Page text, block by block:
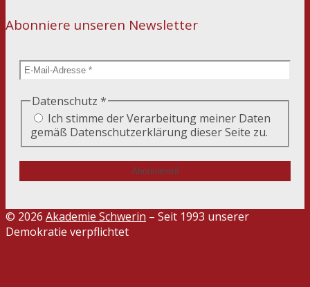
Abonniere unseren Newsletter
Datenschutz *
Ich stimme der Verarbeitung meiner Daten
gemäß Datenschutzerklärung dieser Seite zu.
© 2026 Akademie Schwerin – Seit 1993 unserer
Demokratie verpflichtet